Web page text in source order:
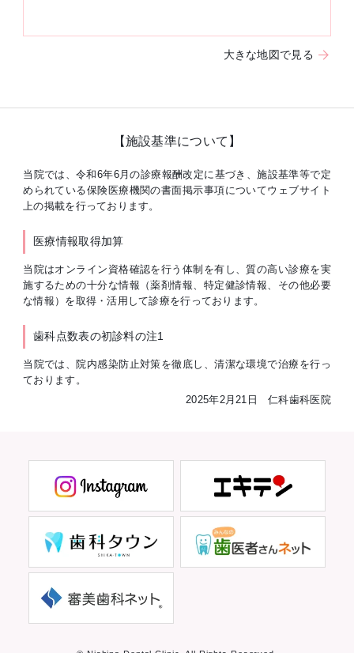
大きな地図で見る
【施設基準について】
当院では、令和6年6月の診療報酬改定に基づき、施設基準等で定
められている保険医療機関の書面掲示事項についてウェブサイト
上の掲載を行っております。
医療情報取得加算
当院はオンライン資格確認を行う体制を有し、質の高い診療を実
施するための十分な情報（薬剤情報、特定健診情報、その他必要
な情報）を取得・活用して診療を行っております。
歯科点数表の初診料の注1
当院では、院内感染防止対策を徹底し、清潔な環境で治療を行っ
ております。
2025年2月21日 仁科歯科医院